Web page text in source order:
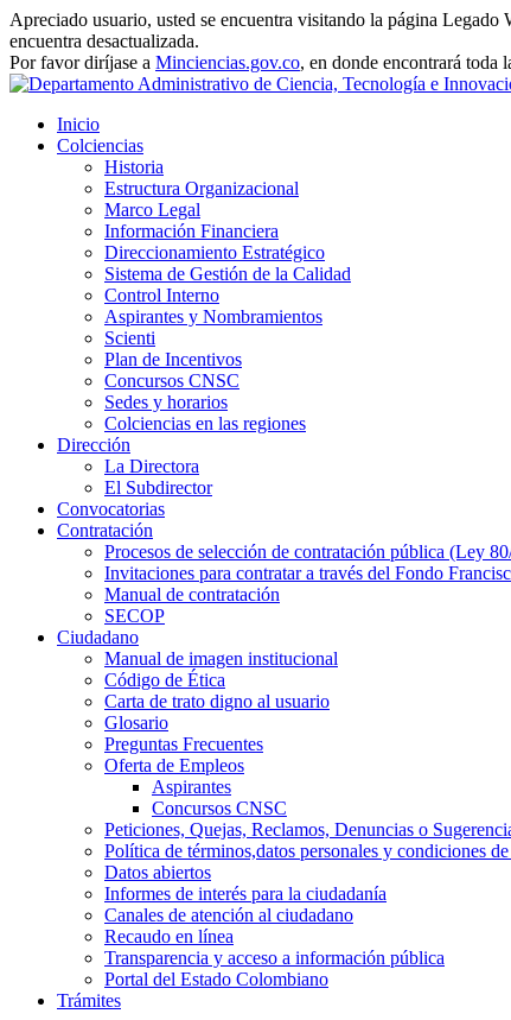
Apreciado usuario, usted se encuentra visitando la página
encuentra desactualizada.
Por favor diríjase a Minciencias.gov.co, en donde encontrará
Inicio
Colciencias
Historia
Estructura Organizacional
Marco Legal
Información Financiera
Direccionamiento Estratégico
Sistema de Gestión de la Calidad
Control Interno
Aspirantes y Nombramientos
Scienti
Plan de Incentivos
Concursos CNSC
Sedes y horarios
Colciencias en las regiones
Dirección
La Directora
El Subdirector
Convocatorias
Contratación
Procesos de selección de contratación pública (Ley
Invitaciones para contratar a través del Fondo
Manual de contratación
SECOP
Ciudadano
Manual de imagen institucional
Código de Ética
Carta de trato digno al usuario
Glosario
Preguntas Frecuentes
Oferta de Empleos
Aspirantes
Concursos CNSC
Peticiones, Quejas, Reclamos, Denuncias o
Política de términos,datos personales y condiciones
Datos abiertos
Informes de interés para la ciudadanía
Canales de atención al ciudadano
Recaudo en línea
Transparencia y acceso a información pública
Portal del Estado Colombiano
Trámites